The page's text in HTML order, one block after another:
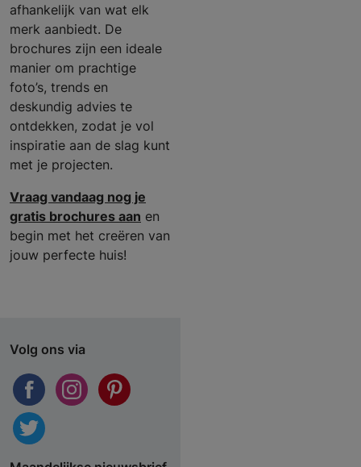
afhankelijk van wat elk
merk aanbiedt. De
brochures zijn een ideale
manier om prachtige
foto’s, trends en
deskundig advies te
ontdekken, zodat je vol
inspiratie aan de slag kunt
met je projecten.
Vraag vandaag nog je
gratis brochures aan en
begin met het creëren van
jouw perfecte huis!
Volg ons via